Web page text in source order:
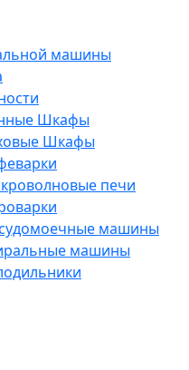
машины
Шкафы
Шкафы
печи
машины
машины